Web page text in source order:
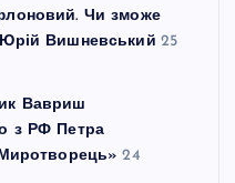
Чи зможе
Вишневський 25
Вавриш
з РФ Петра
24